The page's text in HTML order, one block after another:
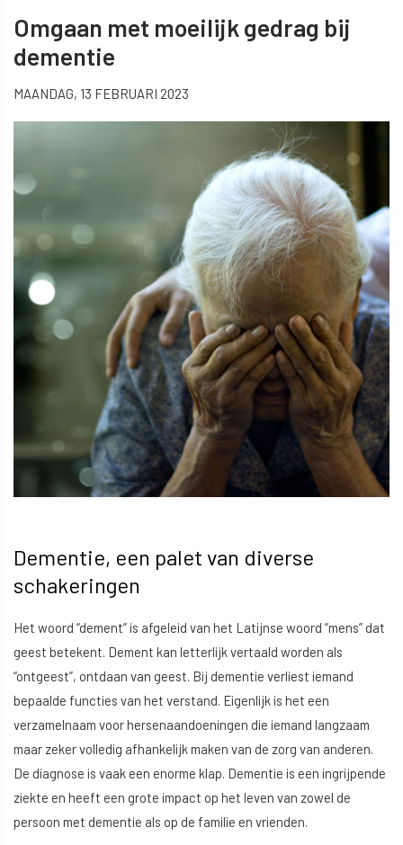
Omgaan met moeilijk gedrag bij
dementie
MAANDAG, 13 FEBRUARI 2023
Dementie, een palet van diverse
schakeringen
Het woord “dement” is afgeleid van het Latijnse woord “mens” dat
geest betekent. Dement kan letterlijk vertaald worden als
“ontgeest”, ontdaan van geest. Bij dementie verliest iemand
bepaalde functies van het verstand. Eigenlijk is het een
verzamelnaam voor hersenaandoeningen die iemand langzaam
maar zeker volledig afhankelijk maken van de zorg van anderen.
De diagnose is vaak een enorme klap. Dementie is een ingrijpende
ziekte en heeft een grote impact op het leven van zowel de
persoon met dementie als op de familie en vrienden.